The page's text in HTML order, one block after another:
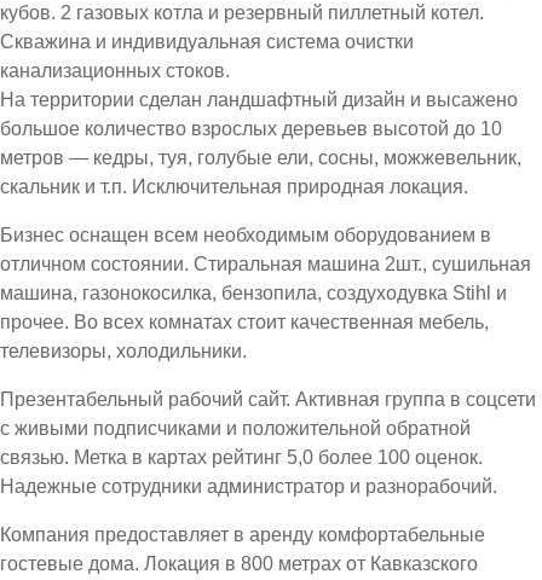
кубов. 2 газовых котла и резервный пиллетный котел.
Скважина и индивидуальная система очистки
канализационных стоков.
На территории сделан ландшафтный дизайн и высажено
большое количество взрослых деревьев высотой до 10
метров — кедры, туя, голубые ели, сосны, можжевельник,
скальник и т.п. Исключительная природная локация.
Бизнес оснащен всем необходимым оборудованием в
отличном состоянии. Стиральная машина 2шт., сушильная
машина, газонокосилка, бензопила, создуходувка Stihl и
прочее. Во всех комнатах стоит качественная мебель,
телевизоры, холодильники.
Презентабельный рабочий сайт. Активная группа в соцсети
с живыми подписчиками и положительной обратной
связью. Метка в картах рейтинг 5,0 более 100 оценок.
Надежные сотрудники администратор и разнорабочий.
Компания предоставляет в аренду комфортабельные
гостевые дома. Локация в 800 метрах от Кавказского